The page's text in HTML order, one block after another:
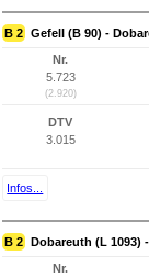
B 2 Gefell (B 90) -
Nr.
5.723
(2.920)
DTV
3.015
Infos...
B 2 Dobareuth (L 1093)
Nr.